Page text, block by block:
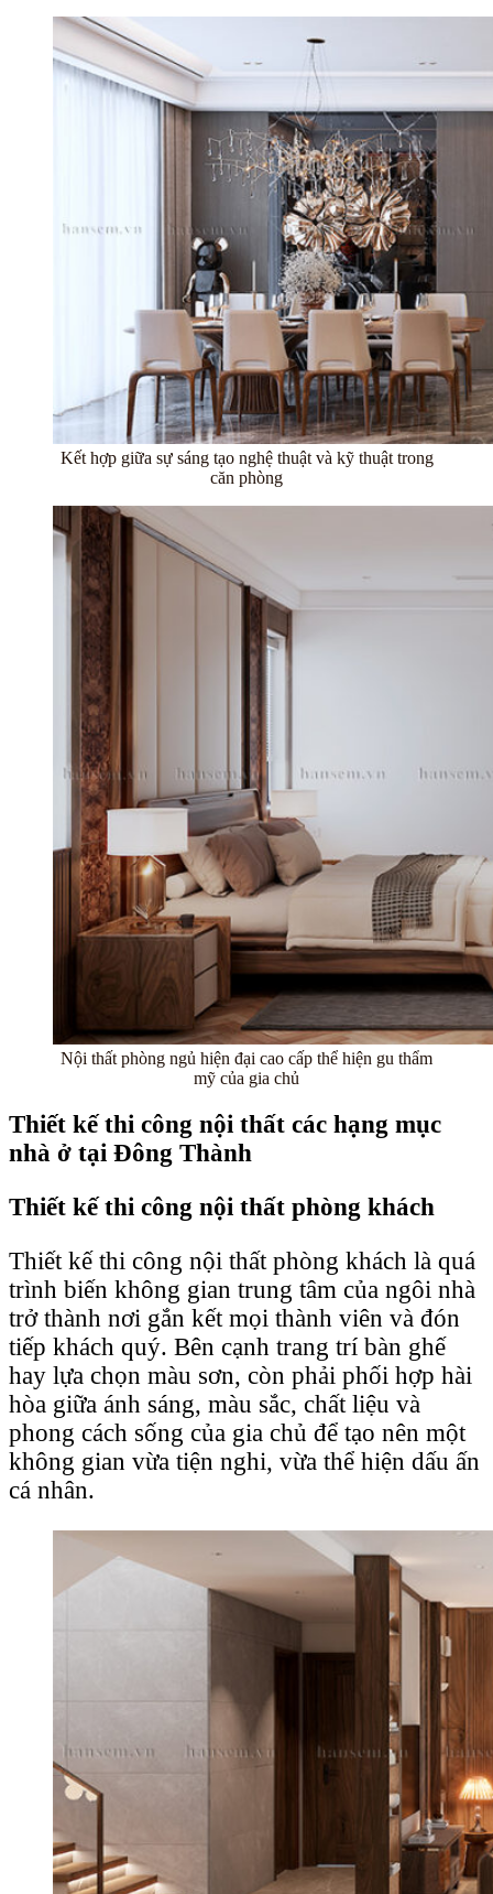
Kết hợp giữa sự sáng tạo nghệ thuật và kỹ thuật trong
căn phòng
Nội thất phòng ngủ hiện đại cao cấp thể hiện gu thẩm
mỹ của gia chủ
Thiết kế thi công nội thất các hạng mục
nhà ở tại Đông Thành
Thiết kế thi công nội thất phòng khách
Thiết kế thi công nội thất phòng khách là quá
trình biến không gian trung tâm của ngôi nhà
trở thành nơi gắn kết mọi thành viên và đón
tiếp khách quý. Bên cạnh trang trí bàn ghế
hay lựa chọn màu sơn, còn phải phối hợp hài
hòa giữa ánh sáng, màu sắc, chất liệu và
phong cách sống của gia chủ để tạo nên một
không gian vừa tiện nghi, vừa thể hiện dấu ấn
cá nhân.